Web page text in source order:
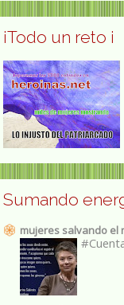
¡Todo un reto ¡
Sumando
mujeres salvando el